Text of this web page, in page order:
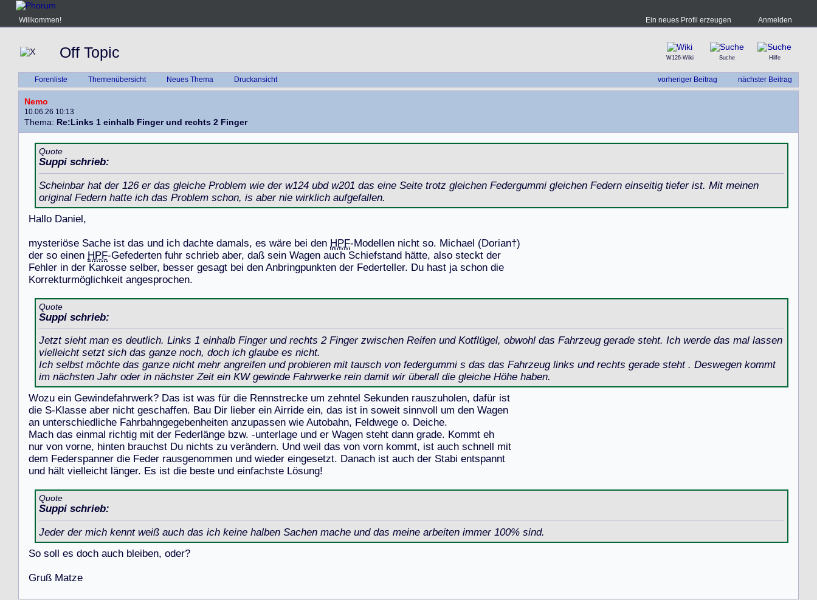
Willkommen! Ein neues Profil erzeugen Anmelden
Off Topic W126-Wiki Suche Hilfe
vorheriger Beitrag nächster Beitrag
Forenliste Themenübersicht Neues Thema Druckansicht
Nemo
10.06.26 10:13
Thema: Re:Links 1 einhalb Finger und rechts 2 Finger
Quote
Suppi schrieb:
Scheinbar hat der 126 er das gleiche Problem wie der w124 ubd w201 das eine Seite trotz gleichen Federgummi gleichen Federn einseitig tiefer ist. Mit meinen
original Federn hatte ich das Problem schon, is aber nie wirklich aufgefallen.
Hallo Daniel,
mysteriöse Sache ist das und ich dachte damals, es wäre bei den HPF-Modellen nicht so. Michael (Dorian†)
der so einen HPF-Gefederten fuhr schrieb aber, daß sein Wagen auch Schiefstand hätte, also steckt der
Fehler in der Karosse selber, besser gesagt bei den Anbringpunkten der Federteller. Du hast ja schon die
Korrekturmöglichkeit angesprochen.
Quote
Suppi schrieb:
Jetzt sieht man es deutlich. Links 1 einhalb Finger und rechts 2 Finger zwischen Reifen und Kotflügel, obwohl das Fahrzeug gerade steht. Ich werde das mal lassen
vielleicht setzt sich das ganze noch, doch ich glaube es nicht.
Ich selbst möchte das ganze nicht mehr angreifen und probieren mit tausch von federgummi s das das Fahrzeug links und rechts gerade steht . Deswegen kommt
im nächsten Jahr oder in nächster Zeit ein KW gewinde Fahrwerke rein damit wir überall die gleiche Höhe haben.
Wozu ein Gewindefahrwerk? Das ist was für die Rennstrecke um zehntel Sekunden rauszuholen, dafür ist
die S-Klasse aber nicht geschaffen. Bau Dir lieber ein Airride ein, das ist in soweit sinnvoll um den Wagen
an unterschiedliche Fahrbahngegebenheiten anzupassen wie Autobahn, Feldwege o. Deiche.
Mach das einmal richtig mit der Federlänge bzw. -unterlage und er Wagen steht dann grade. Kommt eh
nur von vorne, hinten brauchst Du nichts zu verändern. Und weil das von vorn kommt, ist auch schnell mit
dem Federspanner die Feder rausgenommen und wieder eingesetzt. Danach ist auch der Stabi entspannt
und hält vielleicht länger. Es ist die beste und einfachste Lösung!
Quote
Suppi schrieb:
Jeder der mich kennt weiß auch das ich keine halben Sachen mache und das meine arbeiten immer 100% sind.
So soll es doch auch bleiben, oder?
Gruß Matze